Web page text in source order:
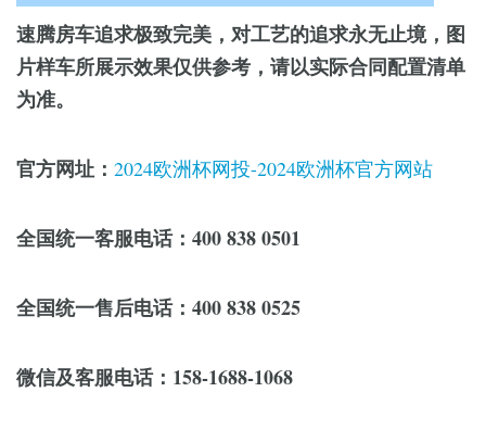
速腾房车追求极致完美，对工艺的追求永无止境，图
片样车所展示效果仅供参考，请以实际合同配置清单
为准。
官方网址： 2024欧洲杯网投-2024欧洲杯官方网站
全国统一客服电话：400 838 0501
全国统一售后电话：400 838 0525
微信及客服电话：158-1688-1068